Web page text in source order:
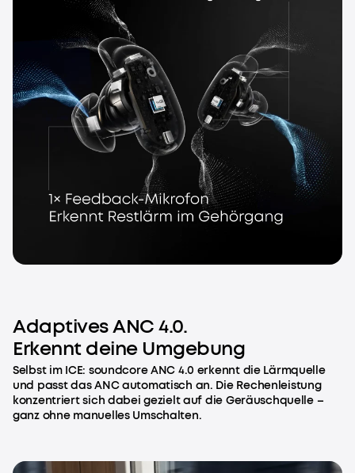
Adaptives ANC 4.0.
Erkennt deine Umgebung
Selbst im ICE: soundcore ANC 4.0 erkennt die Lärmquelle
und passt das ANC automatisch an. Die Rechenleistung
konzentriert sich dabei gezielt auf die Geräuschquelle –
ganz ohne manuelles Umschalten.